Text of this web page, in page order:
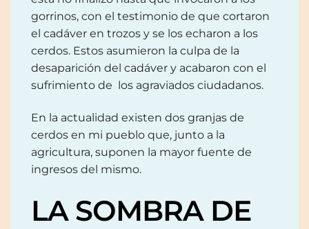
gorrinos, con el testimonio de que cortaron
el cadáver en trozos y se los echaron a los
cerdos. Estos asumieron la culpa de la
desaparición del cadáver y acabaron con el
sufrimiento de los agraviados ciudadanos.
En la actualidad existen dos granjas de
cerdos en mi pueblo que, junto a la
agricultura, suponen la mayor fuente de
ingresos del mismo.
LA SOMBRA DE